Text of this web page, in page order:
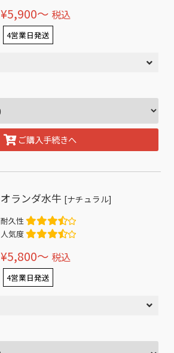
¥5,900〜 税込
4営業日発送
ご購入手続きへ
オランダ水牛 [ナチュラル]
耐久性
人気度
¥5,800〜 税込
4営業日発送